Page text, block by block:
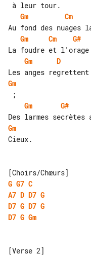
Gm
Cm
Gm
Cm G#
Gm
D
Gm
Gm
G#
Gm
Cieux.
G G7 C
A7 D D7 G
D7 G D7 G
D7 G Gm